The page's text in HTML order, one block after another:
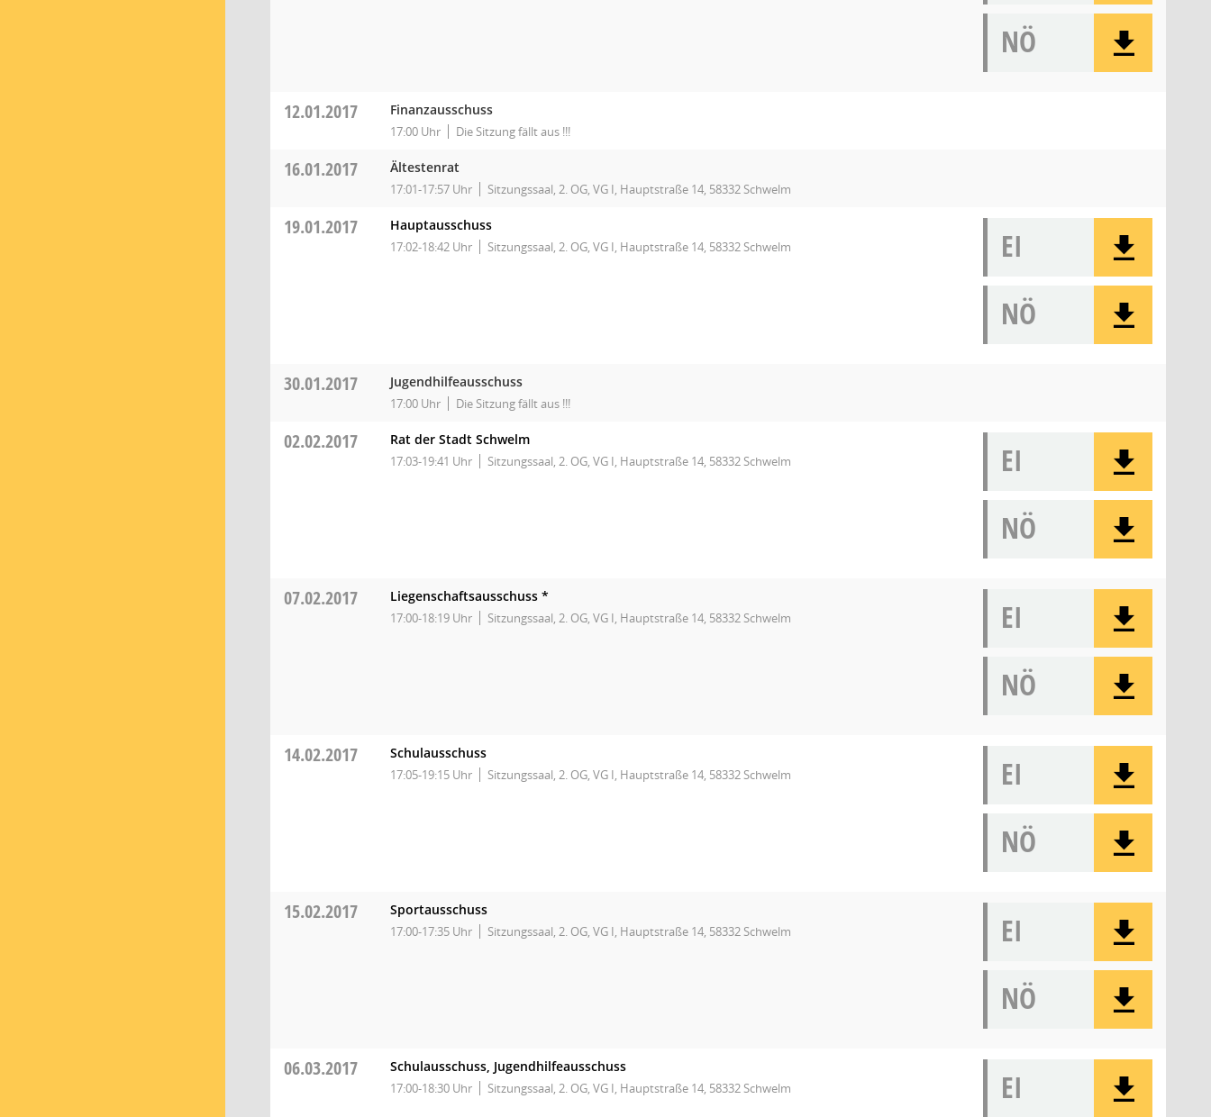
NÖ
12.01.2017 Finanzausschuss
17:00 Uhr Die Sitzung fällt aus !!!
16.01.2017 Ältestenrat
17:01-17:57 Uhr Sitzungssaal, 2. OG, VG I, Hauptstraße 14, 58332 Schwelm
19.01.2017 Hauptausschuss
17:02-18:42 Uhr Sitzungssaal, 2. OG, VG I, Hauptstraße 14, 58332 Schwelm
EI
NÖ
30.01.2017 Jugendhilfeausschuss
17:00 Uhr Die Sitzung fällt aus !!!
02.02.2017 Rat der Stadt Schwelm
17:03-19:41 Uhr Sitzungssaal, 2. OG, VG I, Hauptstraße 14, 58332 Schwelm
EI
NÖ
07.02.2017 Liegenschaftsausschuss *
17:00-18:19 Uhr Sitzungssaal, 2. OG, VG I, Hauptstraße 14, 58332 Schwelm
EI
NÖ
14.02.2017 Schulausschuss
17:05-19:15 Uhr Sitzungssaal, 2. OG, VG I, Hauptstraße 14, 58332 Schwelm
EI
NÖ
15.02.2017 Sportausschuss
17:00-17:35 Uhr Sitzungssaal, 2. OG, VG I, Hauptstraße 14, 58332 Schwelm
EI
NÖ
06.03.2017 Schulausschuss, Jugendhilfeausschuss
17:00-18:30 Uhr Sitzungssaal, 2. OG, VG I, Hauptstraße 14, 58332 Schwelm
EI